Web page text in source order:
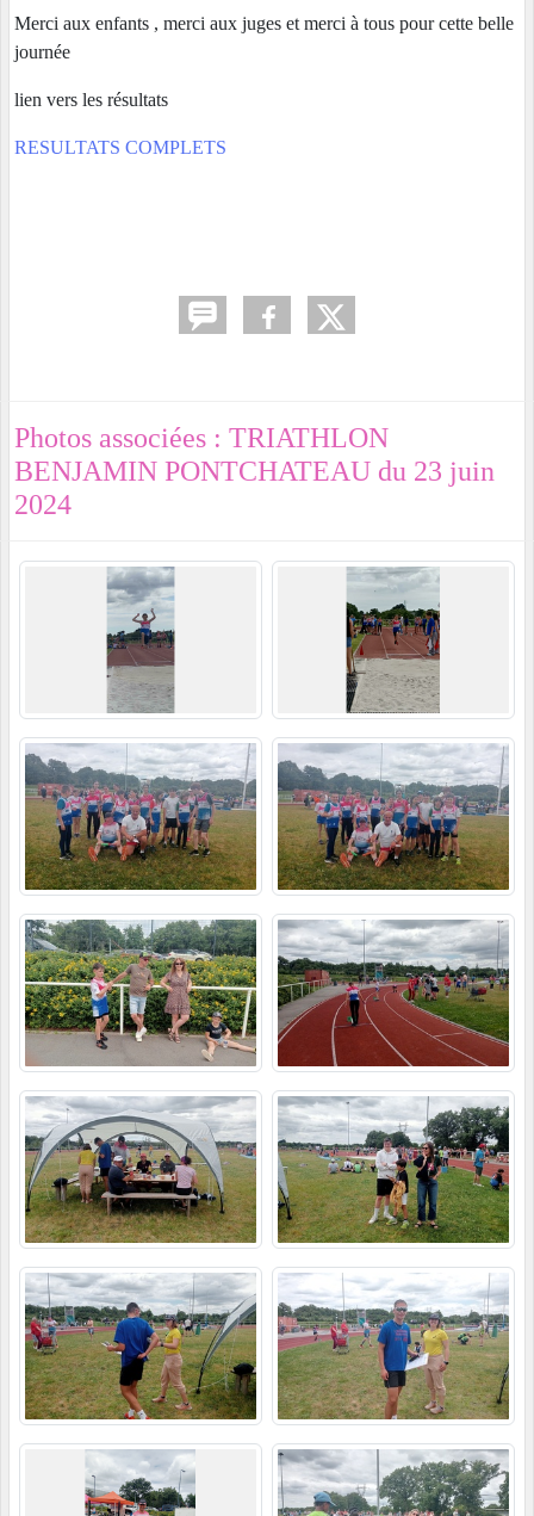
Merci aux enfants , merci aux juges et merci à tous pour cette belle
journée
lien vers les résultats
RESULTATS COMPLETS
Photos associées : TRIATHLON
BENJAMIN PONTCHATEAU du 23 juin
2024